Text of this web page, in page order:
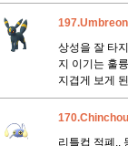
197.Umbreon
상성을 잘 타
지 이기는 훌
지겹게 보게
170.Chinchou
리틀컵 적폐..